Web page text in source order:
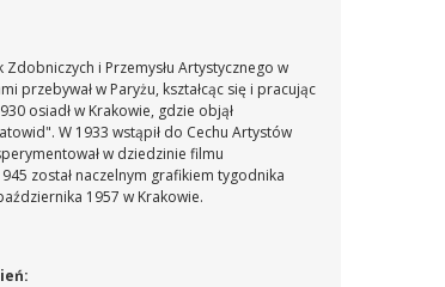
i Przemysłu Artystycznego w
przebywał w Paryżu, kształcąc się i pracując
osiadł w Krakowie, gdzie objął
W 1933 wstąpił do Cechu Artystów
w dziedzinie filmu
został naczelnym grafikiem tygodnika
1957 w Krakowie.